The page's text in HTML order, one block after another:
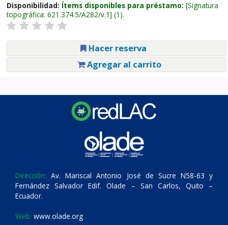
Disponibilidad: Ítems disponibles para préstamo: Signatura
topográfica: 621.374.5/A282/v.1 (1).
Hacer reserva
Agregar al carrito
Dirección: Av. Mariscal Antonio José de Sucre N58-63 y
Fernández Salvador Edif. Olade – San Carlos, Quito –
Ecuador.
Web: www.olade.org